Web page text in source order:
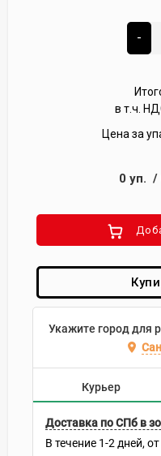
-
в т.ч.
Цена за
0 уп. /
Укажите город для
Курьер
Доставка по СПб в
В течение 1-2 дней